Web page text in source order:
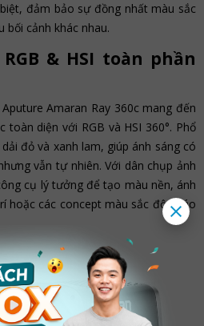
đảm bảo sự đồng nhất màu sắc
bối cảnh khác nhau.
& HSI toàn phần
Amaran Ray 360c mang đến
toàn diện với RGB và HSI 360°. Phổ
đỏ và xanh lam, giúp ánh sáng có
vẫn tự nhiên. Với dân chụp ảnh
cụ lý tưởng để tạo màu nền, ánh
hoặc các concept màu sắc độc đáo